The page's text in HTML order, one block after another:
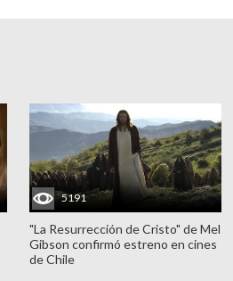
5191
"La Resurrección de Cristo" de Mel
Gibson confirmó estreno en cines
de Chile